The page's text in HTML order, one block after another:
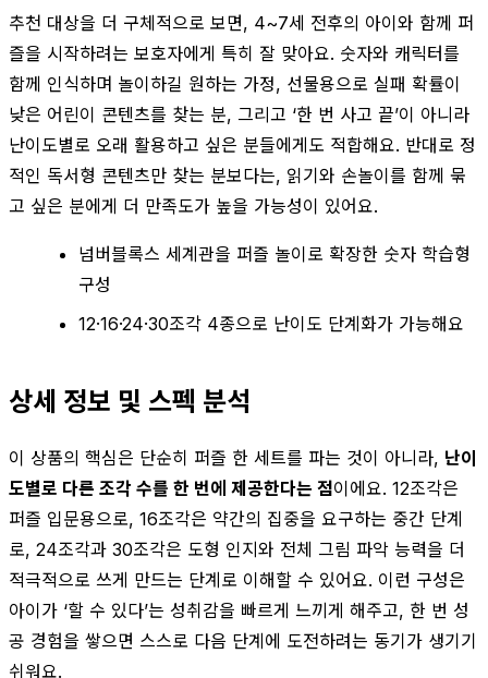
추천 대상을 더 구체적으로 보면, 4~7세 전후의 아이와 함께 퍼
즐을 시작하려는 보호자에게 특히 잘 맞아요. 숫자와 캐릭터를
함께 인식하며 놀이하길 원하는 가정, 선물용으로 실패 확률이
낮은 어린이 콘텐츠를 찾는 분, 그리고 ‘한 번 사고 끝’이 아니라
난이도별로 오래 활용하고 싶은 분들에게도 적합해요. 반대로 정
적인 독서형 콘텐츠만 찾는 분보다는, 읽기와 손놀이를 함께 묶
고 싶은 분에게 더 만족도가 높을 가능성이 있어요.
넘버블록스 세계관을 퍼즐 놀이로 확장한 숫자 학습형
구성
12·16·24·30조각 4종으로 난이도 단계화가 가능해요
상세 정보 및 스펙 분석
이 상품의 핵심은 단순히 퍼즐 한 세트를 파는 것이 아니라, 난이
도별로 다른 조각 수를 한 번에 제공한다는 점이에요. 12조각은
퍼즐 입문용으로, 16조각은 약간의 집중을 요구하는 중간 단계
로, 24조각과 30조각은 도형 인지와 전체 그림 파악 능력을 더
적극적으로 쓰게 만드는 단계로 이해할 수 있어요. 이런 구성은
아이가 ‘할 수 있다’는 성취감을 빠르게 느끼게 해주고, 한 번 성
공 경험을 쌓으면 스스로 다음 단계에 도전하려는 동기가 생기기
쉬워요.